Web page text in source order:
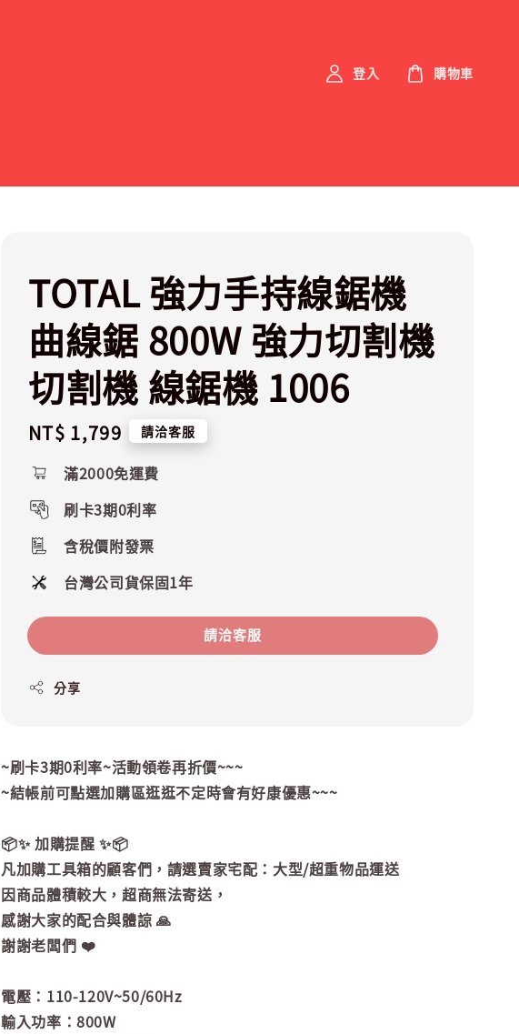
登入 購物車
TOTAL 強力手持線鋸機
曲線鋸 800W 強力切割機
切割機 線鋸機 1006
Regular
price
NT$ 1,799 請洽客服
滿2000免運費
刷卡3期0利率
含稅價附發票
台灣公司貨保固1年
請洽客服
分享
~刷卡3期0利率~活動領卷再折價~~~
~結帳前可點選加購區逛逛不定時會有好康優惠~~~
📦✨ 加購提醒 ✨📦
凡加購工具箱的顧客們，請選賣家宅配：大型/超重物品運送
因商品體積較大，超商無法寄送，
感謝大家的配合與體諒 🙏
謝謝老闆們 ❤️
電壓：110-120V~50/60Hz
輸入功率：800W